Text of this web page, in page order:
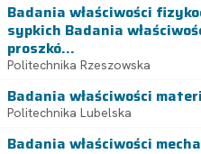
Badania właściwości
sypkich Badania
proszkó...
Politechnika Rzeszowska
Badania właściwości
Politechnika Lubelska
Badania właściwości